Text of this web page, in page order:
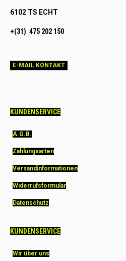
6102 TS ECHT
+(31) 475 202 150
E-MAIL KONTAKT
KUNDENSERVICE
A.G.B.
Zahlungsarten
Versandinformationen
Widerrufsformular
Datenschutz
KUNDENSERVICE
Wir über uns